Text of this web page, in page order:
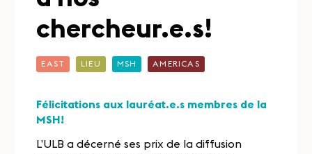
chercheur.e.s!
EAST LIEU MSH AMERICAS
Félicitations aux lauréat.e.s membres de la
MSH!
L’ULB a décerné ses prix de la diffusion